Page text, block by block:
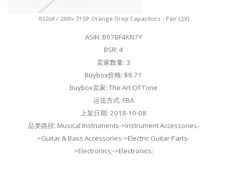
.022uf / 200v 715P Orange Drop Capacitors - Pair (2X)
ASIN: B07BF4KN7Y
BSR: 4
卖家数量: 3
Buybox价格: $8.71
Buybox卖家: The Art Of Tone
运送方式: FBA
上架日期: 2018-10-08
品类路径: Musical Instruments->Instrument Accessories-
>Guitar & Bass Accessories->Electric Guitar Parts-
>Electronics;->Electronics;